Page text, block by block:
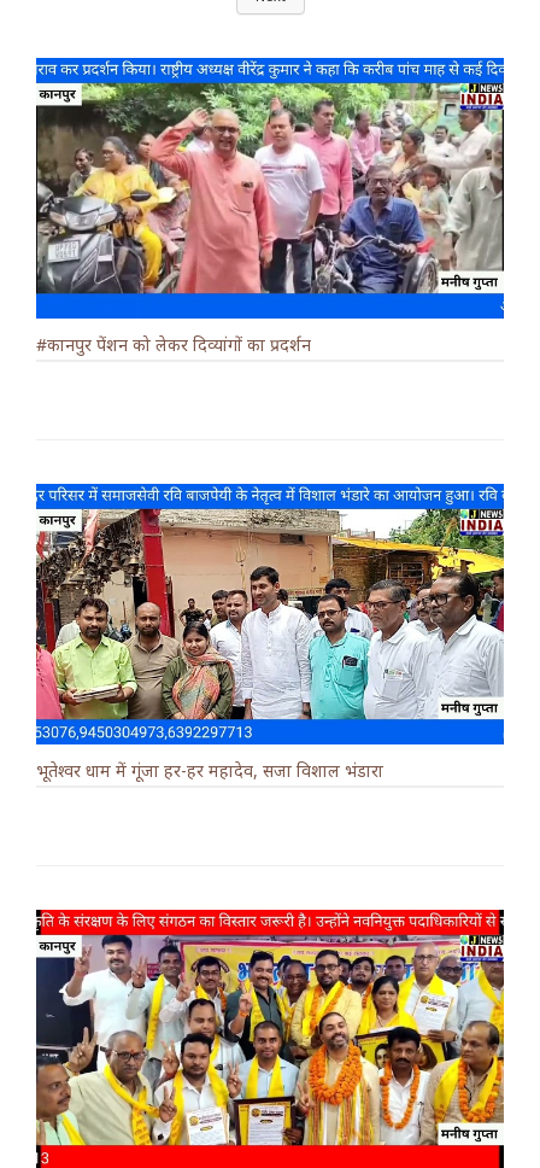
#कानपुर पेंशन को लेकर दिव्यांगों का प्रदर्शन
भूतेश्वर धाम में गूंजा हर-हर महादेव, सजा विशाल भंडारा